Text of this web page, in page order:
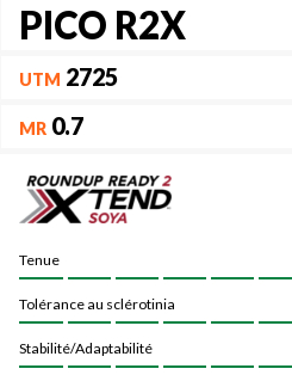
PICO R2X
UTM 2725
MR 0.7
Tenue
Tolérance au sclérotinia
Stabilité/Adaptabilité